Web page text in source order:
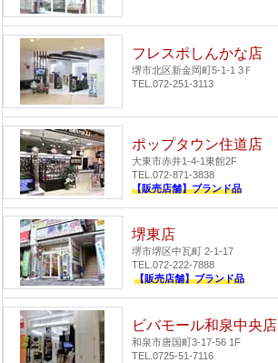
フレスポしんかな店
堺市北区新金岡町5-1-1 3Ｆ
TEL.072-251-3113
ポップタウン住道店
大東市赤井1-4-1東館2F
TEL.072-871-3838
【販売店舗】ブランド品
堺東店
堺市堺区中瓦町 2-1-17
TEL.072-222-7888
【販売店舗】ブランド品
ビバモール和泉中央店
和泉市唐国町3-17-56 1F
TEL.0725-51-7116